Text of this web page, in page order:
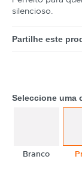
silencioso.
Partilhe este
Seleccione uma
Branco